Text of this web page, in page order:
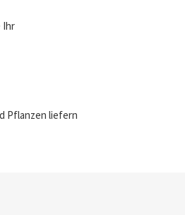
Ihr
Pflanzen liefern